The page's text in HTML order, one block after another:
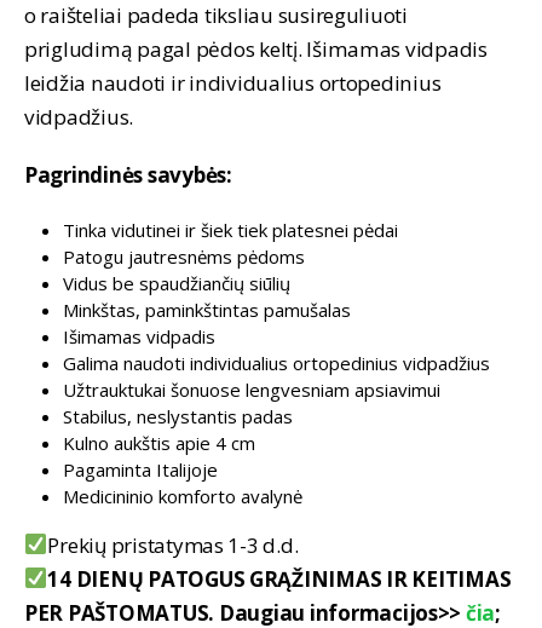
o raišteliai padeda tiksliau susireguliuoti
prigludimą pagal pėdos keltį. Išimamas vidpadis
leidžia naudoti ir individualius ortopedinius
vidpadžius.
Pagrindinės savybės:
Tinka vidutinei ir šiek tiek platesnei pėdai
Patogu jautresnėms pėdoms
Vidus be spaudžiančių siūlių
Minkštas, paminkštintas pamušalas
Išimamas vidpadis
Galima naudoti individualius ortopedinius vidpadžius
Užtrauktukai šonuose lengvesniam apsiavimui
Stabilus, neslystantis padas
Kulno aukštis apie 4 cm
Pagaminta Italijoje
Medicininio komforto avalynė
Prekių pristatymas 1-3 d.d.
14 DIENŲ PATOGUS GRĄŽINIMAS IR KEITIMAS
PER PAŠTOMATUS. Daugiau informacijos>> čia;